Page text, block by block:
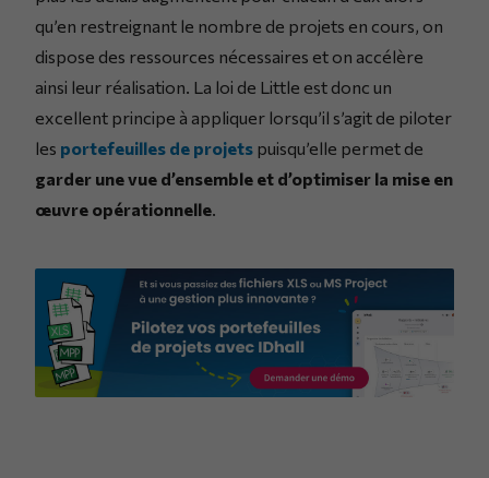
qu’en restreignant le nombre de projets en cours, on
dispose des ressources nécessaires et on accélère
ainsi leur réalisation. La loi de Little est donc un
excellent principe à appliquer lorsqu’il s’agit de piloter
les portefeuilles de projets puisqu’elle permet de
garder une vue d’ensemble et d’optimiser la mise en
œuvre opérationnelle